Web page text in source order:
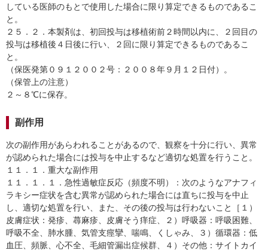
している医師のもとで使用した場合に限り算定できるものであるこ
と。
２５．２．本製剤は、初回投与は移植術前２時間以内に、２回目の
投与は移植後４日後に行い、２回に限り算定できるものであるこ
と。
（保医発第０９１２００２号：２００８年９月１２日付）。
（保管上の注意）
２～８℃に保存。
副作用
次の副作用があらわれることがあるので、観察を十分に行い、異常
が認められた場合には投与を中止するなど適切な処置を行うこと。
１１．１．重大な副作用
１１．１．１．急性過敏症反応（頻度不明）：次のようなアナフィ
ラキシー症状を含む異常が認められた場合には直ちに投与を中止
し、適切な処置を行い、また、その後の投与は行わないこと［１）
皮膚症状：発疹、蕁麻疹、皮膚そう痒症、２）呼吸器：呼吸困難、
呼吸不全、肺水腫、気管支痙攣、喘鳴、くしゃみ、３）循環器：低
血圧、頻脈、心不全、毛細管漏出症候群、４）その他：サイトカイ